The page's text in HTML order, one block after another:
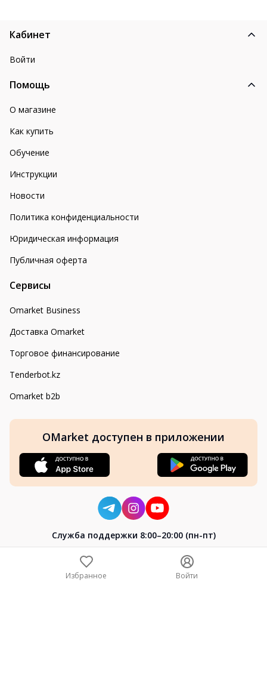
Кабинет
Войти
Помощь
О магазине
Как купить
Обучение
Инструкции
Новости
Политика конфиденциальности
Юридическая информация
Публичная оферта
Сервисы
Omarket Business
Доставка Omarket
Торговое финансирование
Tenderbot.kz
Omarket b2b
OMarket доступен в приложении
Cлужба поддержки 8:00–20:00 (пн-пт)
Избранное Войти